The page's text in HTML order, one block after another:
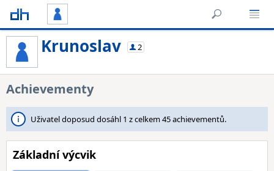
Krunoslav 2
Achievementy
Uživatel doposud dosáhl 1 z celkem 45 achievementů.
Základní výcvik